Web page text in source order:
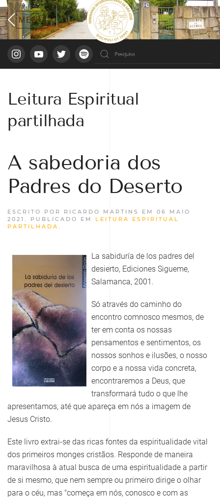
Leitura Espiritual
partilhada
A sabedoria dos
Padres do Deserto
ESCRITO POR RICARDO MARTINS EM 06 MAIO
2021 . PUBLICADO EM LEITURA ESPIRITUAL
PARTILHADA .
La sabiduría de los padres del
desierto, Ediciones Sigueme,
Salamanca, 2001.
Só através do caminho do
encontro comnosco mesmos, de
ter em conta os nossas
pensamentos e sentimentos, os
nossos sonhos e ilusões, o nosso
corpo e a nossa vida concreta,
encontraremos a Deus, que
transformará tudo o que lhe
apresentamos, até que apareça em nós a imagem de
Jesus Cristo.
Este livro extrai-se das ricas fontes da espiritualidade vital
dos primeiros monges cristãos. Responde de maneira
maravilhosa à atual busca de uma espiritualidade a partir
de si mesmo, que nem sempre ou primeiro dirige o olhar
para o céu, mas "começa em nós, conosco e com as